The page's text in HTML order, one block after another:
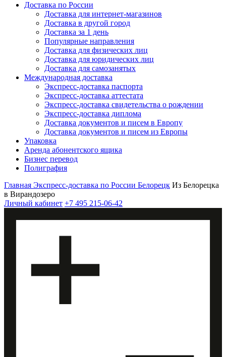
Доставка по России
Доставка для интернет-магазинов
Доставка в другой город
Доставка за 1 день
Популярные направления
Доставка для физических лиц
Доставка для юридических лиц
Доставка для самозанятых
Международная доставка
Экспресс-доставка паспорта
Экспресс-доставка аттестата
Экспресс-доставка свидетельства о рождении
Экспресс-доставка диплома
Доставка документов и писем в Европу
Доставка документов и писем из Европы
Упаковка
Аренда абонентского ящика
Бизнес перевод
Полиграфия
Главная Экспресс-доставка по России Белорецк Из Белорецка
в Вирандозеро
Личный кабинет +7 495 215-06-42